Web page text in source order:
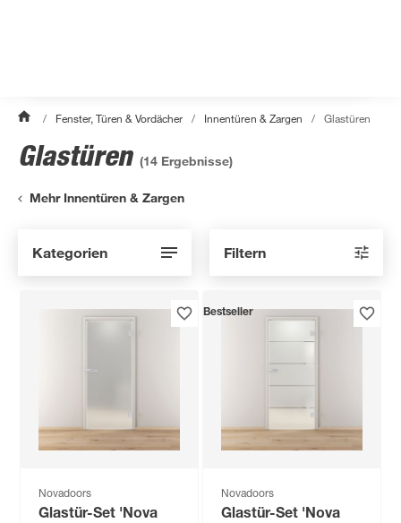
/ Fenster, Türen & Vordächer / Innentüren & Zargen / Glastüren
Glastüren (14 Ergebnisse)
Mehr Innentüren & Zargen
Kategorien Filtern
Novadoors
Glastür-Set 'Nova
Bestseller
Novadoors
Glastür-Set 'Nova